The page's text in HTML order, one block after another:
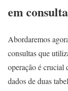
em
Abordaremos
consultas que
operação é crucial
dados de duas